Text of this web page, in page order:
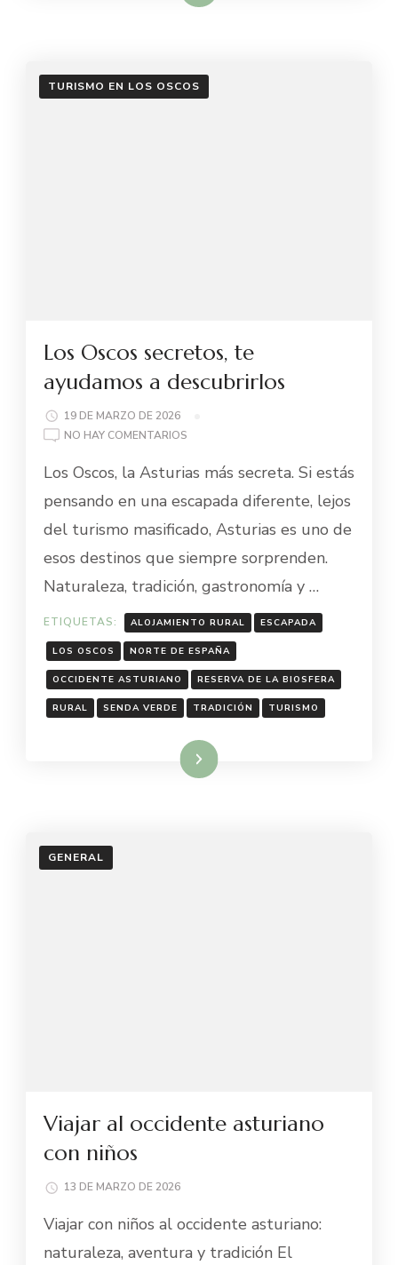
TURISMO EN LOS OSCOS
Los Oscos secretos, te
ayudamos a descubrirlos
19 DE MARZO DE 2026
NO HAY COMENTARIOS
OSCOS
TE
AYUDAMOS
DESCUBRIRLOS
Los Oscos, la Asturias más secreta. Si estás
pensando en una escapada diferente, lejos
del turismo masificado, Asturias es uno de
esos destinos que siempre sorprenden.
Naturaleza, tradición, gastronomía y …
ETIQUETAS: ALOJAMIENTO RURAL ESCAPADA
LOS OSCOS NORTE DE ESPAÑA
OCCIDENTE ASTURIANO RESERVA DE LA BIOSFERA
RURAL SENDA VERDE TRADICIÓN TURISMO
Leer más
GENERAL
Viajar al occidente asturiano
con niños
13 DE MARZO DE 2026
Viajar con niños al occidente asturiano:
naturaleza, aventura y tradición El